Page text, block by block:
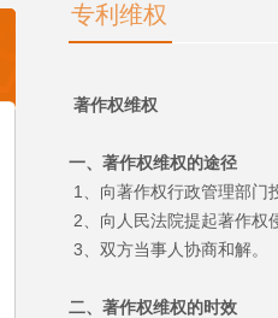
专利维权
著作权维权
一、著作权维权的途径
1、向著作权行政管理部门
2、向人民法院提起著作权
3、双方当事人协商和解。
二、著作权维权的时效